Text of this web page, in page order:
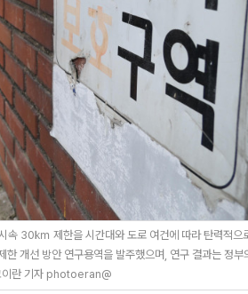
속 30㎞ 제한을 시간대와 도로 여건에 따라 탄력적으
개선 방안 연구용역을 발주했으며, 연구 결과는 정부
이란 기자 photoeran@